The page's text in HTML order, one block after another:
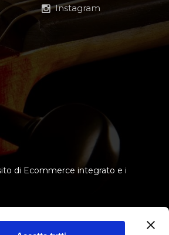
Instagram
di Ecommerce integrato e i